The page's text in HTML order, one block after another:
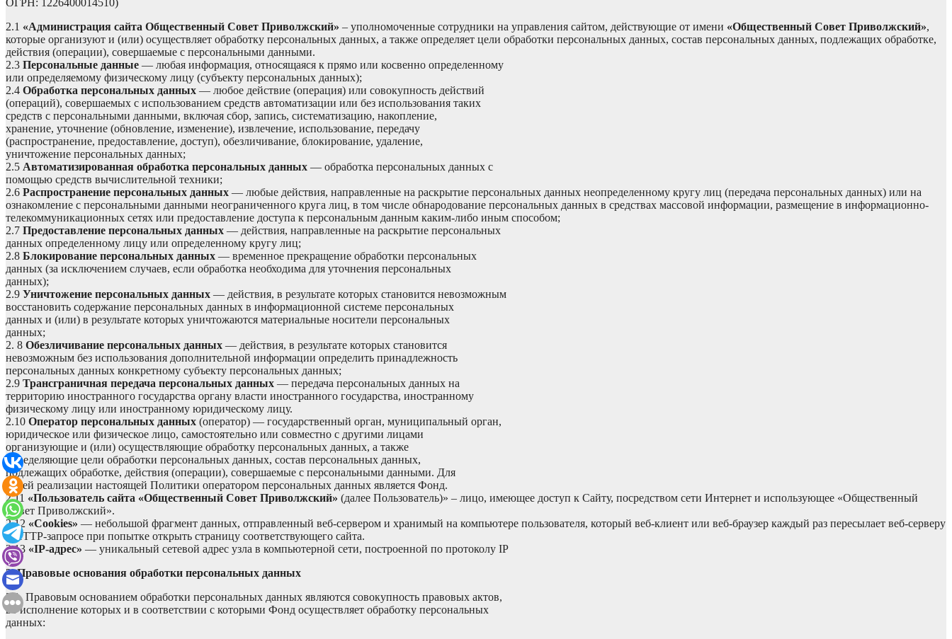
2.1 «Администрация сайта Общественный Совет Приволжский» – уполномоченные сотрудники на управления сайтом, действующие от имени «Общественный Совет Приволжский»,
которые организуют и (или) осуществляет обработку персональных данных, а также определяет цели обработки персональных данных, состав персональных данных, подлежащих обработке,
действия (операции), совершаемые с персональными данными.
2.3 Персональные данные — любая информация, относящаяся к прямо или косвенно определенному
или определяемому физическому лицу (субъекту персональных данных);
2.4 Обработка персональных данных — любое действие (операция) или совокупность действий
(операций), совершаемых с использованием средств автоматизации или без использования таких
средств с персональными данными, включая сбор, запись, систематизацию, накопление,
хранение, уточнение (обновление, изменение), извлечение, использование, передачу
(распространение, предоставление, доступ), обезличивание, блокирование, удаление,
уничтожение персональных данных;
2.5 Автоматизированная обработка персональных данных — обработка персональных данных с
помощью средств вычислительной техники;
2.6 Распространение персональных данных — любые действия, направленные на раскрытие персональных данных неопределенному кругу лиц (передача персональных данных) или на
ознакомление с персональными данными неограниченного круга лиц, в том числе обнародование персональных данных в средствах массовой информации, размещение в информационно-
телекоммуникационных сетях или предоставление доступа к персональным данным каким-либо иным способом;
2.7 Предоставление персональных данных — действия, направленные на раскрытие персональных
данных определенному лицу или определенному кругу лиц;
2.8 Блокирование персональных данных — временное прекращение обработки персональных
данных (за исключением случаев, если обработка необходима для уточнения персональных
данных);
2.9 Уничтожение персональных данных — действия, в результате которых становится невозможным
восстановить содержание персональных данных в информационной системе персональных
данных и (или) в результате которых уничтожаются материальные носители персональных
данных;
2. 8 Обезличивание персональных данных — действия, в результате которых становится
невозможным без использования дополнительной информации определить принадлежность
персональных данных конкретному субъекту персональных данных;
2.9 Трансграничная передача персональных данных — передача персональных данных на
территорию иностранного государства органу власти иностранного государства, иностранному
физическому лицу или иностранному юридическому лицу.
2.10 Оператор персональных данных (оператор) — государственный орган, муниципальный орган,
юридическое или физическое лицо, самостоятельно или совместно с другими лицами
организующие и (или) осуществляющие обработку персональных данных, а также
определяющие цели обработки персональных данных, состав персональных данных,
подлежащих обработке, действия (операции), совершаемые с персональными данными. Для
целей реализации настоящей Политики оператором персональных данных является Фонд.
2.11 «Пользователь сайта «Общественный Совет Приволжский» (далее Пользователь)» – лицо, имеющее доступ к Сайту, посредством сети Интернет и использующее «Общественный
Совет Приволжский».
2.12 «Cookies» — небольшой фрагмент данных, отправленный веб-сервером и хранимый на компьютере пользователя, который веб-клиент или веб-браузер каждый раз пересылает веб-серверу
в HTTP-запросе при попытке открыть страницу соответствующего сайта.
2.13 «IP-адрес» — уникальный сетевой адрес узла в компьютерной сети, построенной по протоколу IP
3. Правовые основания обработки персональных данных
3.1. Правовым основанием обработки персональных данных являются совокупность правовых актов,
во исполнение которых и в соответствии с которыми Фонд осуществляет обработку персональных
данных: